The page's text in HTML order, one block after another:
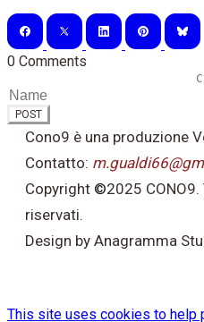
0 Comments
POST
Cono9 è una produzione
Contatto:
Copyright ©2025
riservati.
Design by Anagramma
This site uses cookies to help